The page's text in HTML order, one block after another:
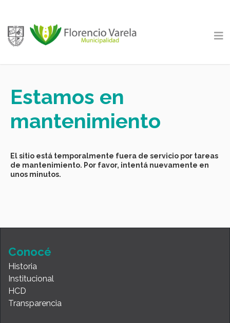
Estamos en
mantenimiento
El sitio está temporalmente fuera de servicio por tareas
de mantenimiento. Por favor, intentá nuevamente en
unos minutos.
Conocé
Historia
Institucional
HCD
Transparencia